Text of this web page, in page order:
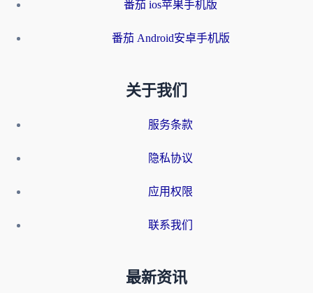
番茄 ios苹果手机版
番茄 Android安卓手机版
关于我们
服务条款
隐私协议
应用权限
联系我们
最新资讯